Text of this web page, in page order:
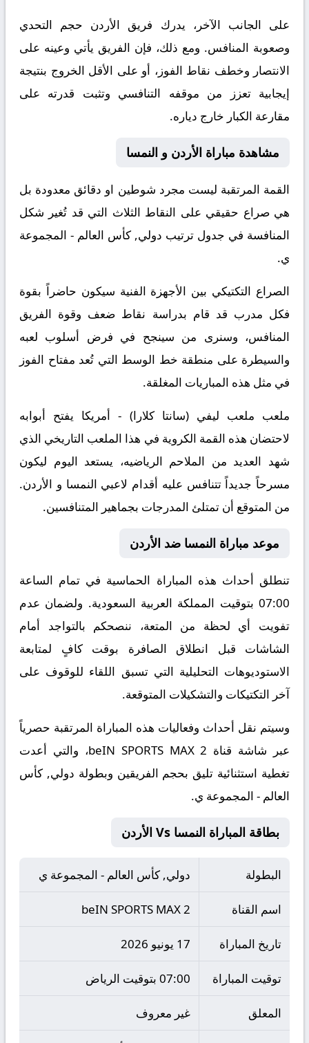
على الجانب الآخر، يدرك فريق الأردن حجم التحدي
وصعوبة المنافس. ومع ذلك، فإن الفريق يأتي وعينه على
الانتصار وخطف نقاط الفوز، أو على الأقل الخروج بنتيجة
إيجابية تعزز من موقفه التنافسي وتثبت قدرته على
مقارعة الكبار خارج دياره.
مشاهدة مباراة الأردن و النمسا
القمة المرتقبة ليست مجرد شوطين او دقائق معدودة بل
هي صراع حقيقي على النقاط الثلاث التي قد تُغير شكل
المنافسة في جدول ترتيب دولي, كأس العالم - المجموعة
ي.
الصراع التكتيكي بين الأجهزة الفنية سيكون حاضراً بقوة
فكل مدرب قد قام بدراسة نقاط ضعف وقوة الفريق
المنافس، وسنرى من سينجح في فرض أسلوب لعبه
والسيطرة على منطقة خط الوسط التي تُعد مفتاح الفوز
في مثل هذه المباريات المغلقة.
ملعب ملعب ليفي (سانتا كلارا) - أمريكا يفتح أبوابه
لاحتضان هذه القمة الكروية في هذا الملعب التاريخي الذي
شهد العديد من الملاحم الرياضيه، يستعد اليوم ليكون
مسرحاً جديداً تتنافس عليه أقدام لاعبي النمسا و الأردن.
من المتوقع أن تمتلئ المدرجات بجماهير المتنافسين.
موعد مباراة النمسا ضد الأردن
تنطلق أحداث هذه المباراة الحماسية في تمام الساعة
07:00 بتوقيت المملكة العربية السعودية. ولضمان عدم
تفويت أي لحظة من المتعة، ننصحكم بالتواجد أمام
الشاشات قبل انطلاق الصافرة بوقت كافٍ لمتابعة
الاستوديوهات التحليلية التي تسبق اللقاء للوقوف على
آخر التكتيكات والتشكيلات المتوقعة.
​وسيتم نقل أحداث وفعاليات هذه المباراة المرتقبة حصرياً
عبر شاشة قناة beIN SPORTS MAX 2، والتي أعدت
تغطية استثنائية تليق بحجم الفريقين وبطولة دولي, كأس
العالم - المجموعة ي.
بطاقة المباراة النمسا Vs الأردن
البطولة دولي, كأس العالم - المجموعة ي
اسم القناة beIN SPORTS MAX 2
تاريخ المباراة 17 يونيو 2026
توقيت المباراة 07:00 بتوقيت الرياض
المعلق غير معروف